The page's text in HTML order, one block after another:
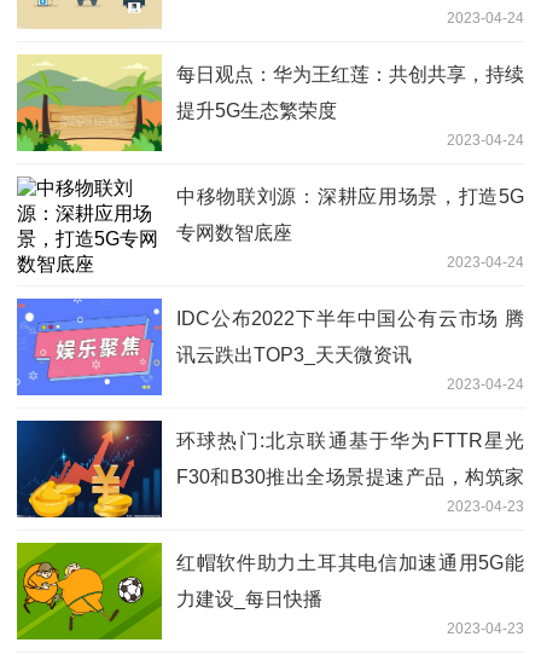
2023-04-24
每日观点：华为王红莲：共创共享，持续
提升5G生态繁荣度
2023-04-24
中移物联刘源：深耕应用场景，打造5G
专网数智底座
2023-04-24
IDC公布2022下半年中国公有云市场 腾
讯云跌出TOP3_天天微资讯
2023-04-24
环球热门:北京联通基于华为FTTR星光
F30和B30推出全场景提速产品，构筑家
2023-04-23
红帽软件助力土耳其电信加速通用5G能
力建设_每日快播
2023-04-23